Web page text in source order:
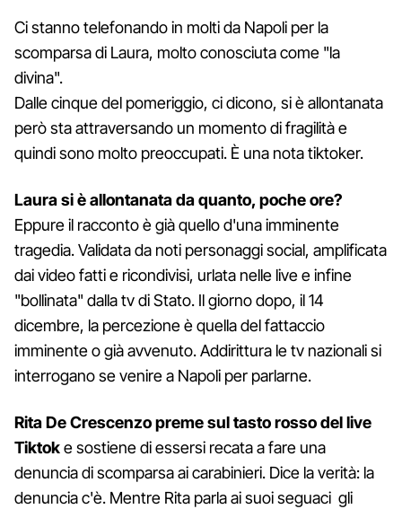
Ci stanno telefonando in molti da Napoli per la
scomparsa di Laura, molto conosciuta come "la
divina".
Dalle cinque del pomeriggio, ci dicono, si è allontanata
però sta attraversando un momento di fragilità e
quindi sono molto preoccupati. È una nota tiktoker.
Laura si è allontanata da quanto, poche ore?
Eppure il racconto è già quello d'una imminente
tragedia. Validata da noti personaggi social, amplificata
dai video fatti e ricondivisi, urlata nelle live e infine
"bollinata" dalla tv di Stato. Il giorno dopo, il 14
dicembre, la percezione è quella del fattaccio
imminente o già avvenuto. Addirittura le tv nazionali si
interrogano se venire a Napoli per parlarne.
Rita De Crescenzo preme sul tasto rosso del live
Tiktoke sostiene di essersi recata a fare una
denuncia di scomparsa ai carabinieri. Dice la verità: la
denuncia c'è. Mentre Rita parla ai suoi seguaci gli